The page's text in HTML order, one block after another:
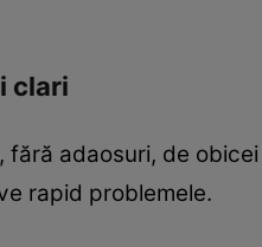
clari
adaosuri, de
rapid problemele.